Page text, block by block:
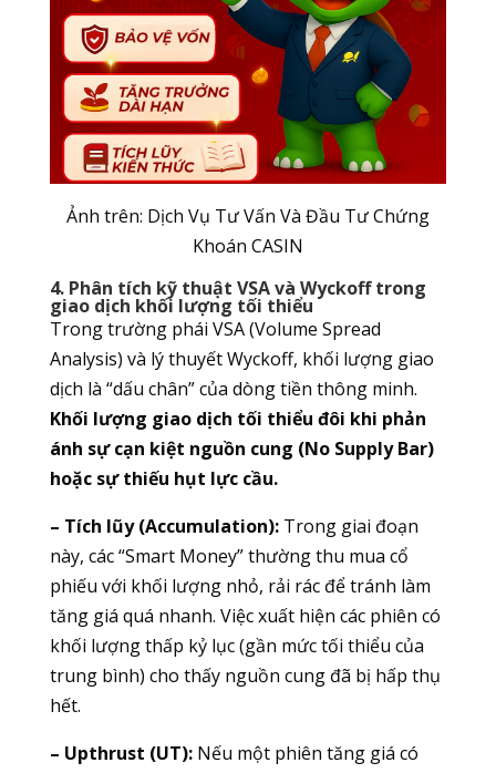
Ảnh trên: Dịch Vụ Tư Vấn Và Đầu Tư Chứng
Khoán CASIN
4. Phân tích kỹ thuật VSA và Wyckoff trong
giao dịch khối lượng tối thiểu
Trong trường phái VSA (Volume Spread
Analysis) và lý thuyết Wyckoff, khối lượng giao
dịch là “dấu chân” của dòng tiền thông minh.
Khối lượng giao dịch tối thiểu đôi khi phản
ánh sự cạn kiệt nguồn cung (No Supply Bar)
hoặc sự thiếu hụt lực cầu.
– Tích lũy (Accumulation):Trong giai đoạn
này, các “Smart Money” thường thu mua cổ
phiếu với khối lượng nhỏ, rải rác để tránh làm
tăng giá quá nhanh. Việc xuất hiện các phiên có
khối lượng thấp kỷ lục (gần mức tối thiểu của
trung bình) cho thấy nguồn cung đã bị hấp thụ
hết.
– Upthrust (UT):Nếu một phiên tăng giá có